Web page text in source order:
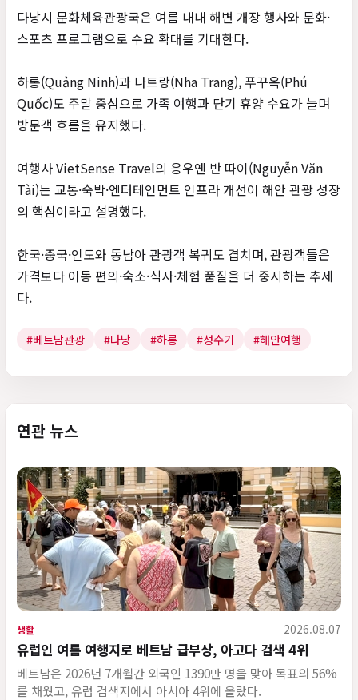
다낭시 문화체육관광국은 여름 내내 해변 개장 행사와 문화·
스포츠 프로그램으로 수요 확대를 기대한다.
하롱(Quảng Ninh)과 나트랑(Nha Trang), 푸꾸옥(Phú
Quốc)도 주말 중심으로 가족 여행과 단기 휴양 수요가 늘며
방문객 흐름을 유지했다.
여행사 VietSense Travel의 응우옌 반 따이(Nguyễn Văn
Tài)는 교통·숙박·엔터테인먼트 인프라 개선이 해안 관광 성장
의 핵심이라고 설명했다.
한국·중국·인도와 동남아 관광객 복귀도 겹치며, 관광객들은
가격보다 이동 편의·숙소·식사·체험 품질을 더 중시하는 추세
다.
#베트남관광 #다낭 #하롱 #성수기 #해안여행
연관 뉴스
생활 2026.08.07
유럽인 여름 여행지로 베트남 급부상, 아고다 검색 4위
베트남은 2026년 7개월간 외국인 1390만 명을 맞아 목표의 56%
를 채웠고, 유럽 검색지에서 아시아 4위에 올랐다.